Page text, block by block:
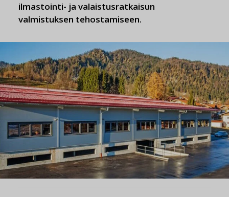
ilmastointi- ja valaistusratkaisun
valmistuksen tehostamiseen.